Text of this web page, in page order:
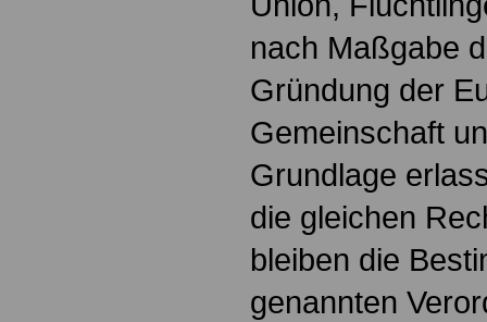
nach Maßgabe
Gründung der
Gemeinschaft
Grundlage
die gleichen
bleiben die
genannten